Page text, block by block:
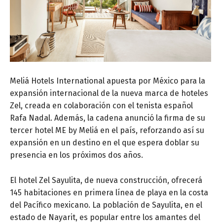
Meliá Hotels International apuesta por México para la
expansión internacional de la nueva marca de hoteles
Zel, creada en colaboración con el tenista español
Rafa Nadal. Además, la cadena anunció la firma de su
tercer hotel ME by Meliá en el país, reforzando así su
expansión en un destino en el que espera doblar su
presencia en los próximos dos años.
El hotel Zel Sayulita, de nueva construcción, ofrecerá
145 habitaciones en primera línea de playa en la costa
del Pacífico mexicano. La población de Sayulita, en el
estado de Nayarit, es popular entre los amantes del